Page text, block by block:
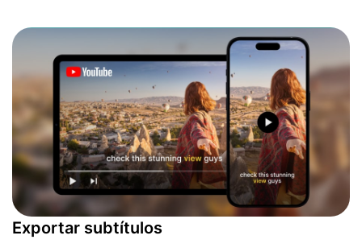
Exportar subtítulos